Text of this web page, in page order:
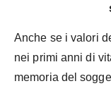
Anche se i valori
nei primi anni di
memoria del